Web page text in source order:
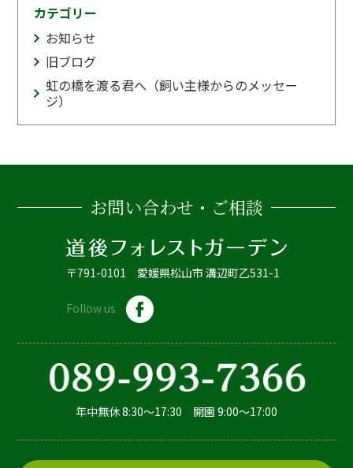
カテゴリー
お知らせ
旧ブログ
虹の橋を渡る君へ（飼い主様からのメッセー
ジ）
お問い合わせ・ご相談
〒791-0101 愛媛県松山市 溝辺町乙531-1
Follow us
年中無休 8:30～17:30 開園 9:00～17:00